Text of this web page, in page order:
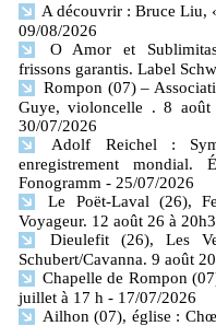
A découvrir : Bruce Liu,
09/08/2026
O Amor et
frissons garantis. Label
Rompon (07) –
Guye, violoncelle . 8
30/07/2026
Adolf Reichel :
enregistrement mondial.
Fonogramm - 25/07/2026
Le Poët-Laval (26),
Voyageur. 12 août 26 à
Dieulefit (26), Les
Schubert/Cavanna. 9 août
Chapelle de Rompon
juillet à 17 h - 17/07/2026
Ailhon (07), église :